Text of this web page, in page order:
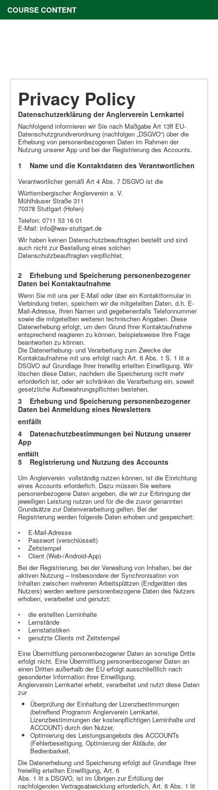
COURSE CONTENT
Privacy Policy
Datenschutzerklärung der Anglerverein Lernkartei
Nachfolgend informieren wir Sie nach Maßgabe Art 13ff EU-
Datenschutzgrundverordnung (nachfolgen „DSGVO“) über die
Erhebung von personenbezogenen Daten im Rahmen der
Nutzung unserer App und bei der Registrierung des Accounts.
1 Name und die Kontaktdaten des Verantwortlichen
Verantwortlicher gemäß Art 4 Abs. 7 DSGVO ist die
Württembergischer Anglerverein e. V.
Mühlhäuser Straße 311
70378 Stuttgart (Hofen)
Telefon: 0711 53 16 01
E-Mail: info@wav-stuttgart.de
Wir haben keinen Datenschutzbeauftragten bestellt und sind
auch nicht zur Bestellung eines solchen
Datenschutzbeauftragten verpflichtet.
2 Erhebung und Speicherung personenbezogener
Daten bei Kontaktaufnahme
Wenn Sie mit uns per E-Mail oder über ein Kontaktformular in
Verbindung treten, speichern wir die mitgeteilten Daten, d.h. E-
Mail-Adresse, Ihren Namen und gegebenenfalls Telefonnummer
sowie die mitgeteilten weiteren technischen Angaben. Diese
Datenerhebung erfolgt, um dem Grund Ihrer Kontaktaufnahme
entsprechend reagieren zu können, beispielsweise Ihre Frage
beantworten zu können.
Die Datenerhebung- und Verarbeitung zum Zwecke der
Kontaktaufnahme mit uns erfolgt nach Art. 6 Abs. 1 S. 1 lit a
DSGVO auf Grundlage Ihrer freiwillig erteilten Einwilligung. Wir
löschen diese Daten, nachdem die Speicherung nicht mehr
erforderlich ist, oder wir schränken die Verarbeitung ein, soweit
gesetzliche Aufbewahrungspflichten bestehen.
3 Erhebung und Speicherung personenbezogener
Daten bei Anmeldung eines Newsletters
entfällt
4 Datenschutzbestimmungen bei Nutzung unserer
App
entfällt
5 Registrierung und Nutzung des Accounts
Um Anglerverein vollständig nutzen können, ist die Einrichtung
eines Accounts erforderlich. Dazu müssen Sie weitere
personenbezogene Daten angeben, die wir zur Erbringung der
jeweiligen Leistung nutzen und für die die zuvor genannten
Grundsätze zur Datenverarbeitung gelten. Bei der
Registrierung werden folgende Daten erhoben und gespeichert:
• E-Mail-Adresse
• Passwort (verschlüsselt)
• Zeitstempel
• Client (Web-/Android-App)
Bei der Registrierung, bei der Verwaltung von Inhalten, bei der
aktiven Nutzung – insbesondere der Synchronisation von
Inhalten zwischen mehreren Arbeitsplätzen (Endgeräten des
Nutzers) werden weitere personenbezogene Daten des Nutzers
erhoben, verarbeitet und genutzt:
• die erstellten Lerninhalte
• Lernstände
• Lernstatistiken
• genutzte Clients mit Zeitstempel
Eine Übermittlung personenbezogener Daten an sonstige Dritte
erfolgt nicht. Eine Übermittlung personenbezogener Daten an
einen Dritten außerhalb der EU erfolgt ausschließlich nach
gesonderter Information ihrer Einwilligung.
Anglerverein Lernkartei erhebt, verarbeitet und nutzt diese Daten
zur
Überprüfung der Einhaltung der Lizenzbestimmungen
(betreffend Programm Anglerverein Lernkartei,
Lizenzbestimmungen der kostenpflichtigen Lerninhalte und
ACCOUNT) durch den Nutzer,
Optimierung des Leistungsangebots des ACCOUNTs
(Fehlerbeseitigung, Optimierung der Abläufe, der
Bedienbarkeit,
Die Datenerhebung und Speicherung erfolgt auf Grundlage Ihrer
freiwillig erteilten Einwilligung, Art. 6
Abs. 1 lit a DSGVO, ist im Übrigen zur Erfüllung der
nachfolgenden Vertragsabwicklung erforderlich, Art. 6 Abs. 1 lit